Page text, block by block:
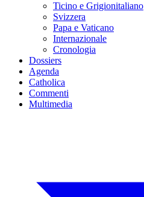
Ticino e Grigionitaliano
Svizzera
Papa e Vaticano
Internazionale
Cronologia
Dossiers
Agenda
Catholica
Commenti
Multimedia